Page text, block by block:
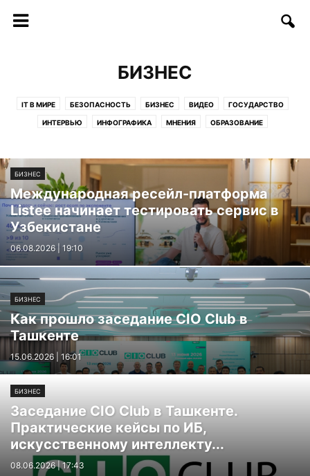
БИЗНЕС
IT В МИРЕ БЕЗОПАСНОСТЬ БИЗНЕС ВИДЕО ГОСУДАРСТВО
ИНТЕРВЬЮ ИНФОГРАФИКА МНЕНИЯ ОБРАЗОВАНИЕ
ТЕЛЕКОММУНИКАЦИИ ТЕХНОЛОГИИ ФИНАНСЫ ФОТО
БИЗНЕС
Международная ресейл-платформа
Listee начинает тестировать сервис в
Узбекистане
06.08.2026 | 19:10
БИЗНЕС
Как прошло заседание CIO Club в
Ташкенте
15.06.2026 | 16:01
БИЗНЕС
Заседание CIO Club в Ташкенте.
Практические кейсы по ИБ,
искусственному интеллекту...
08.06.2026 | 17:43